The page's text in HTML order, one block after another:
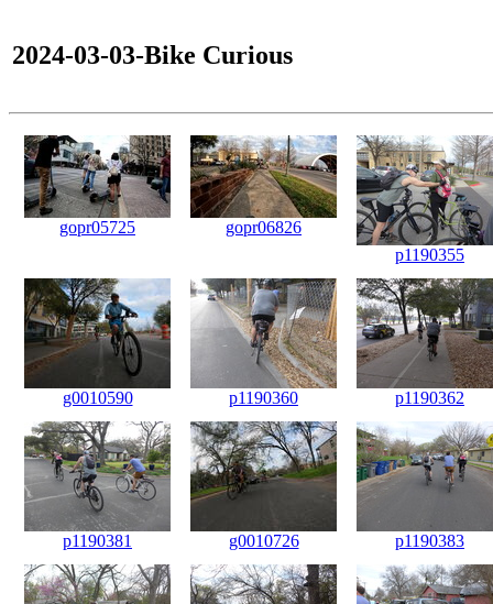
2024-03-03-Bike Curious
gopr05725
gopr06826
p1190355
g0010590 p1190360 p1190362
p1190381 g0010726 p1190383